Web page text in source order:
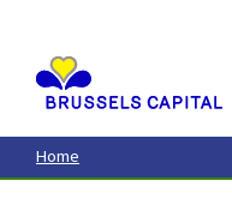
contenu
principal
Home